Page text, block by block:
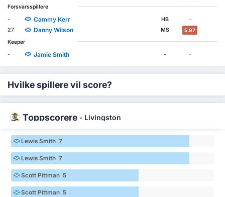
Forsvarsspillere
-
Cammy Kerr HB
-
27
Danny Wilson MS 5.97
Keeper
-
Jamie Smith - -
Hvilke spillere vil score?
Toppscorere - Livingston
Lewis Smith 7
Lewis Smith 7
Scott Pittman 5
Scott Pittman 5